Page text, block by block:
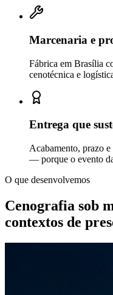
Marcenaria e
Fábrica em Brasília
cenotécnica e
Entrega que
Acabamento, prazo
— porque o evento
O que desenvolvemos
Cenografia sob
contextos de